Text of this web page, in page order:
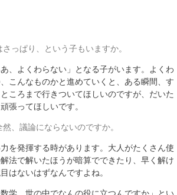
っぱり、という子もいますか。
、よくわらない」となる子がいます。よくわ
こんなものかと進めていくと、ある瞬間、す
ころまで行きついてほしいのですが、だいた
張ってほしいです。
、議論にならないのですか。
を発揮する時があります。大人がたくさん使
法で解いたほうが暗算でできたり、早く解け
はないはずなんですよね。